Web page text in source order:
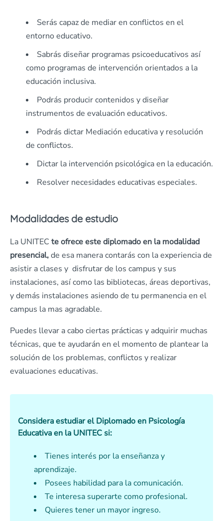
Serás capaz de mediar en conflictos en el
entorno educativo.
Sabrás diseñar programas psicoeducativos así
como programas de intervención orientados a la
educación inclusiva.
Podrás producir contenidos y diseñar
instrumentos de evaluación educativos.
Podrás dictar Mediación educativa y resolución
de conflictos.
Dictar la intervención psicológica en la educación.
Resolver necesidades educativas especiales.
Modalidades de estudio
La UNITEC te ofrece este diplomado en la modalidad
presencial,de esa manera contarás con la experiencia de
asistir a clases y disfrutar de los campus y sus
instalaciones, así como las bibliotecas, áreas deportivas,
y demás instalaciones asiendo de tu permanencia en el
campus la mas agradable.
Puedes llevar a cabo ciertas prácticas y adquirir muchas
técnicas, que te ayudarán en el momento de plantear la
solución de los problemas, conflictos y realizar
evaluaciones educativas.
Considera estudiar el Diplomado en Psicología
Educativa en la UNITEC si:
Tienes interés por la enseñanza y
aprendizaje.
Posees habilidad para la comunicación.
Te interesa superarte como profesional.
Quieres tener un mayor ingreso.